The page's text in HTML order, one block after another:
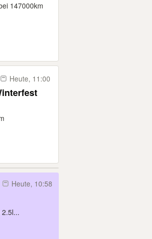
147000km
Heute, 11:00
Heute, 10:58